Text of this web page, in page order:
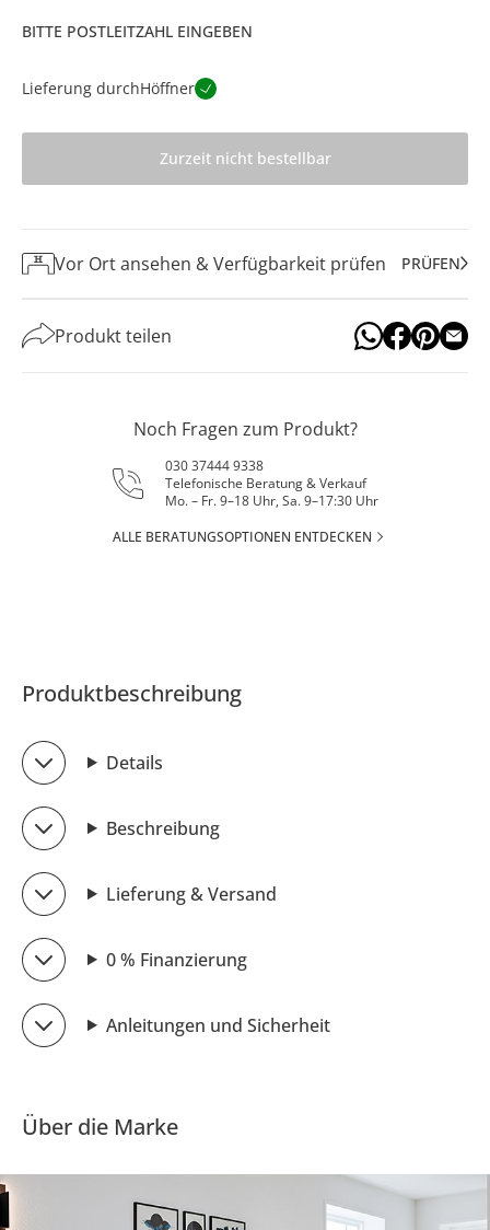
BITTE POSTLEITZAHL EINGEBEN
Lieferung durchHöffner
Zurzeit nicht bestellbar
Vor Ort ansehen & Verfügbarkeit prüfen PRÜFEN
Produkt teilen
Noch Fragen zum Produkt?
030 37444 9338
Telefonische Beratung & Verkauf
Mo. – Fr. 9–18 Uhr, Sa. 9–17:30 Uhr
ALLE BERATUNGSOPTIONEN ENTDECKEN
Produktbeschreibung
Details
Beschreibung
Lieferung & Versand
0 % Finanzierung
Anleitungen und Sicherheit
Über die Marke